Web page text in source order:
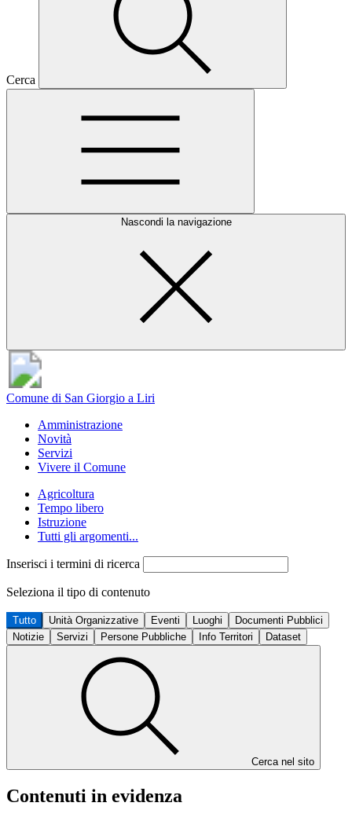
Cerca
Nascondi la navigazione
Comune di San Giorgio a Liri
Amministrazione
Novità
Servizi
Vivere il Comune
Agricoltura
Tempo libero
Istruzione
Tutti gli argomenti...
Inserisci i termini di ricerca
Seleziona il tipo di contenuto
Tutto Unità Organizzative Eventi Luoghi
Documenti Pubblici
Notizie
Servizi Persone Pubbliche Info Territori Dataset
Cerca nel sito
Contenuti in evidenza